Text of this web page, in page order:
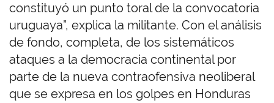
constituyó un punto toral de la convocatoria
uruguaya”, explica la militante. Con el análisis
de fondo, completa, de los sistemáticos
ataques a la democracia continental por
parte de la nueva contraofensiva neoliberal
que se expresa en los golpes en Honduras